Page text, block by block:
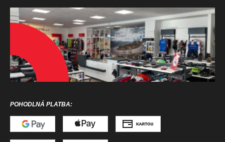
POHODLNÁ PLATBA: